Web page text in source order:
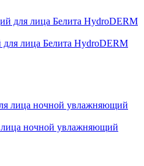
лица Белита HydroDERM
ночной увлажняющий